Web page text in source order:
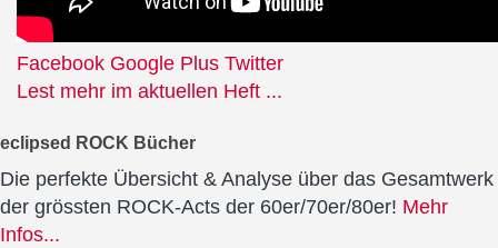
Facebook Google Plus Twitter
Lest mehr im aktuellen Heft ...
eclipsed ROCK Bücher
Die perfekte Übersicht & Analyse über das Gesamtwerk
der grössten ROCK-Acts der 60er/70er/80er! Mehr
Infos...